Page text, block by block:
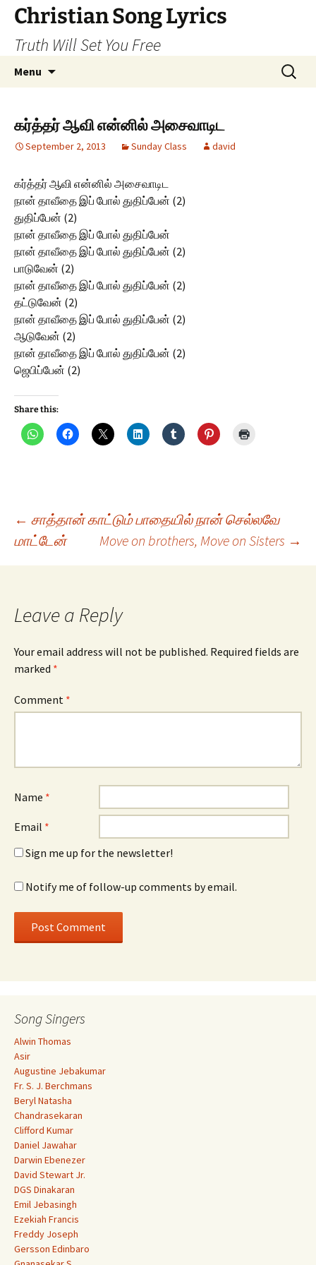
Skip
content
Christian Song Lyrics
Truth Will Set You Free
Menu
Search
for:
கர்த்தர் ஆவி என்னில் அசைவாடிட
September 2, 2013 Sunday Class david
கர்த்தர் ஆவி என்னில் அசைவாடிட
நான் தாவீதை இப் போல் துதிப்பேன் (2)
துதிப்பேன் (2)
நான் தாவீதை இப் போல் துதிப்பேன்
நான் தாவீதை இப் போல் துதிப்பேன் (2)
பாடுவேன் (2)
நான் தாவீதை இப் போல் துதிப்பேன் (2)
தட்டுவேன் (2)
நான் தாவீதை இப் போல் துதிப்பேன் (2)
ஆடுவேன் (2)
நான் தாவீதை இப் போல் துதிப்பேன் (2)
ஜெபிப்பேன் (2)
Share this:
Post
navigation
← சாத்தான் காட்டும் பாதையில் நான் செல்லவே
மாட்டேன்
Move on brothers, Move on Sisters →
Leave a Reply
Your email address will not be published. Required fields are
marked *
Comment *
Name *
Email *
Sign me up for the newsletter!
Notify me of follow-up comments by email.
Song Singers
Alwin Thomas
Asir
Augustine Jebakumar
Fr. S. J. Berchmans
Beryl Natasha
Chandrasekaran
Clifford Kumar
Daniel Jawahar
Darwin Ebenezer
David Stewart Jr.
DGS Dinakaran
Emil Jebasingh
Ezekiah Francis
Freddy Joseph
Gersson Edinbaro